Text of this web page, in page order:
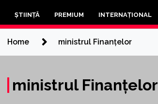
ȘTIINȚĂ PREMIUM INTERNAȚIONAL
Home ministrul Finanțelor
ministrul Finanțelor